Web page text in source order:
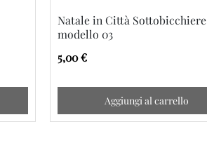
Natale in Città Sottobicchiere
modello 03
5,00 €
Aggiungi al carrello